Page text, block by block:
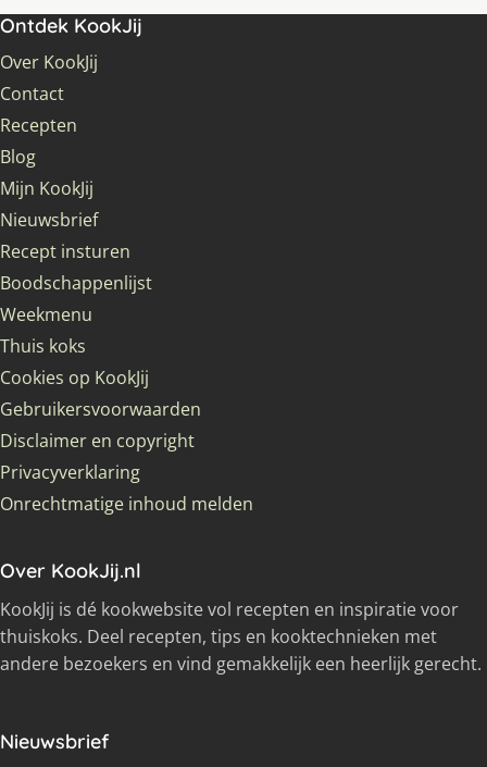
Ontdek KookJij
Over KookJij
Contact
Recepten
Blog
Mijn KookJij
Nieuwsbrief
Recept insturen
Boodschappenlijst
Weekmenu
Thuis koks
Cookies op KookJij
Gebruikersvoorwaarden
Disclaimer en copyright
Privacyverklaring
Onrechtmatige inhoud melden
Over KookJij.nl
KookJij is dé kookwebsite vol recepten en inspiratie voor
thuiskoks. Deel recepten, tips en kooktechnieken met
andere bezoekers en vind gemakkelijk een heerlijk gerecht.
Nieuwsbrief